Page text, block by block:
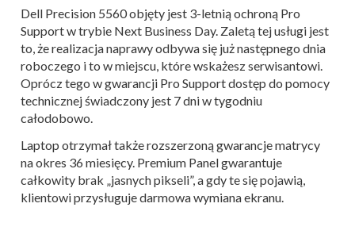
Dell Precision 5560 objęty jest 3-letnią ochroną Pro
Support w trybie Next Business Day. Zaletą tej usługi jest
to, że realizacja naprawy odbywa się już następnego dnia
roboczego i to w miejscu, które wskażesz serwisantowi.
Oprócz tego w gwarancji Pro Support dostęp do pomocy
technicznej świadczony jest 7 dni w tygodniu
całodobowo.
Laptop otrzymał także rozszerzoną gwarancje matrycy
na okres 36 miesięcy. Premium Panel gwarantuje
całkowity brak „jasnych pikseli”, a gdy te się pojawią,
klientowi przysługuje darmowa wymiana ekranu.